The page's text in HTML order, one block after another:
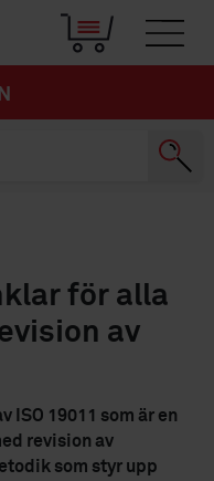
för alla
av
ISO 19011 som är en
revision av
som styr upp